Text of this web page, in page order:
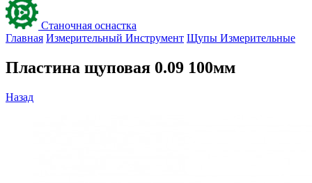
Станочная оснастка
Главная Измерительный Инструмент Щупы Измерительные
Пластина щуповая 0.09 100мм
Назад